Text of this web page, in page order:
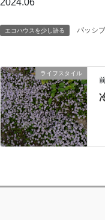
エコハウスを少し語る パッシ
ライフスタイル